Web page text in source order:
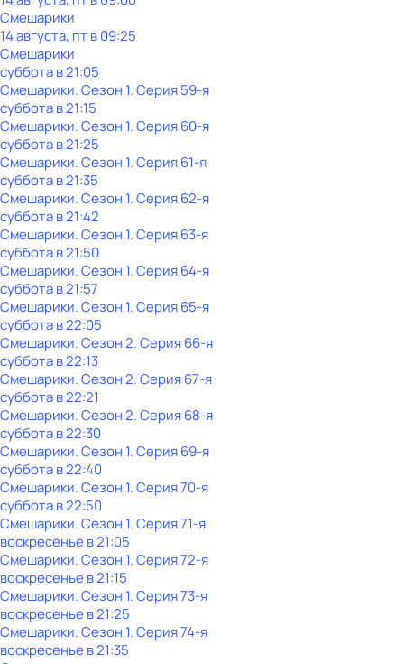
Смешарики
14 августа, пт в 09:25
Смешарики
субботав21:05
Смешарики. Сезон 1. Серия 59-я
субботав21:15
Смешарики. Сезон 1. Серия 60-я
субботав21:25
Смешарики. Сезон 1. Серия 61-я
субботав21:35
Смешарики. Сезон 1. Серия 62-я
субботав21:42
Смешарики. Сезон 1. Серия 63-я
субботав21:50
Смешарики. Сезон 1. Серия 64-я
субботав21:57
Смешарики. Сезон 1. Серия 65-я
субботав22:05
Смешарики. Сезон 2. Серия 66-я
субботав22:13
Смешарики. Сезон 2. Серия 67-я
субботав22:21
Смешарики. Сезон 2. Серия 68-я
субботав22:30
Смешарики. Сезон 1. Серия 69-я
субботав22:40
Смешарики. Сезон 1. Серия 70-я
субботав22:50
Смешарики. Сезон 1. Серия 71-я
воскресенье в21:05
Смешарики. Сезон 1. Серия 72-я
воскресенье в21:15
Смешарики. Сезон 1. Серия 73-я
воскресенье в21:25
Смешарики. Сезон 1. Серия 74-я
воскресенье в21:35